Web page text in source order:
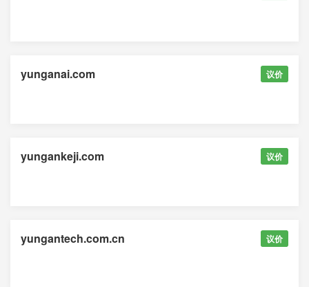
yunganai.com 议价
yungankeji.com 议价
yungantech.com.cn 议价